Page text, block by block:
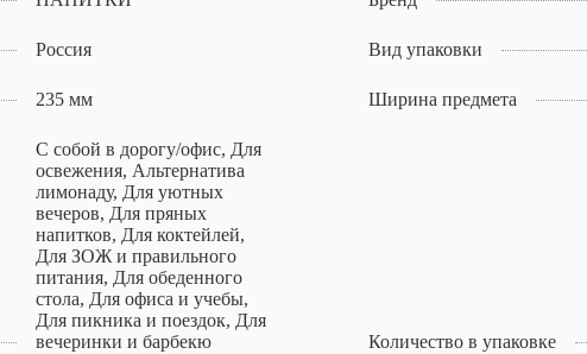
Россия Вид упаковки
235 мм Ширина предмета
С собой в дорогу/офис, Для
освежения, Альтернатива
лимонаду, Для уютных
вечеров, Для пряных
напитков, Для коктейлей,
Для ЗОЖ и правильного
питания, Для обеденного
стола, Для офиса и учебы,
Для пикника и поездок, Для
вечеринки и барбекю
Количество в упаковке